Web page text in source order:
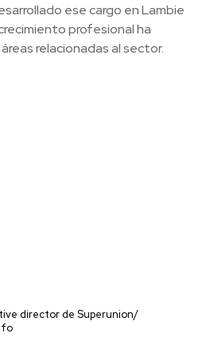
ese cargo en Lambie
profesional ha
relacionadas al sector.
director de Superunion/